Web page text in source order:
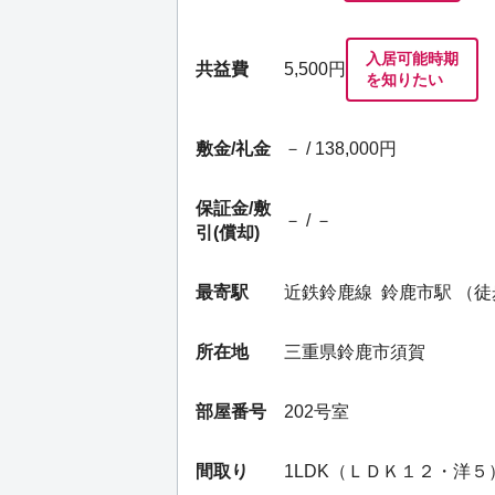
共益費 5,500円
入居可能時期
を知りたい
敷金/礼金 － / 138,000円
保証金/敷
引(償却)
－ / －
最寄駅 近鉄鈴鹿線 鈴鹿市駅 （
所在地 三重県鈴鹿市須賀
部屋番号 202号室
間取り 1LDK（ＬＤＫ１２・洋５